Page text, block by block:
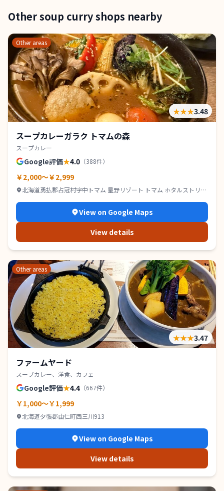
Other soup curry shops nearby
Other areas
★★★3.48
スープカレーガラク トマムの森
スープカレー
Google評価★4.0 （388件）
￥2,000～￥2,999
北海道勇払郡占冠村字中トマム 星野リゾート トマム ホタルストリー
View on Google Maps
View details
Other areas
★★★3.47
ファームヤード
スープカレー、洋食、カフェ
Google評価★4.4 （667件）
￥1,000～￥1,999
北海道夕張郡由仁町西三川913
View on Google Maps
View details